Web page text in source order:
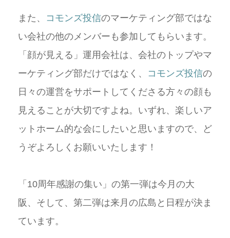
また、 コモンズ投信のマーケティング部ではな
い会社の他のメンバーも参加してもらいます。
「顔が見える」運用会社は、会社のトップやマ
ーケティング部だけではなく、 コモンズ投信の
日々の運営をサポートしてくださる方々の顔も
見えることが大切ですよね。いずれ、楽しいア
ットホーム的な会にしたいと思いますので、ど
うぞよろしくお願いいたします！
「10周年感謝の集い」の第一弾は今月の大
阪、そして、第二弾は来月の広島と日程が決ま
ています。